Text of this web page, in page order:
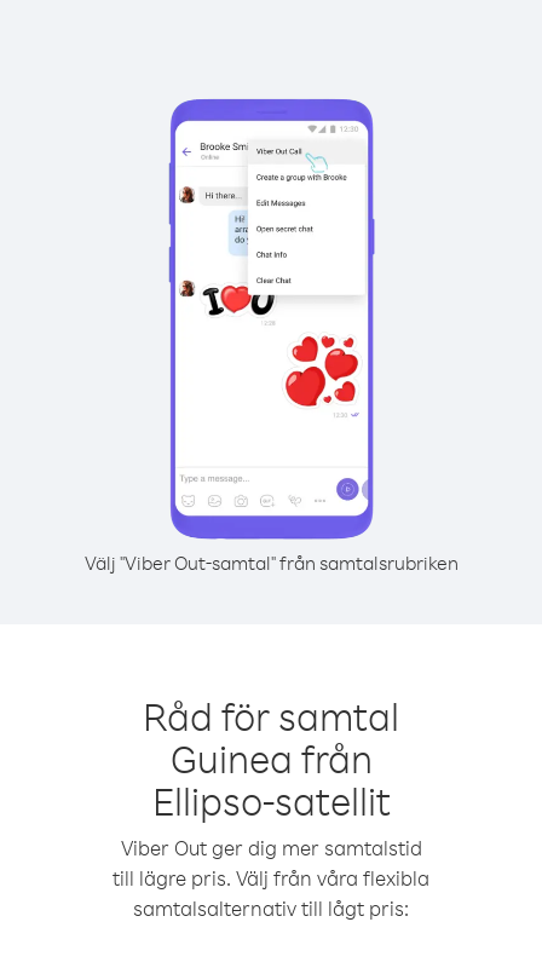
Välj "Viber Out-samtal" från samtalsrubriken
Råd för samtal
Guinea från
Ellipso-satellit
Viber Out ger dig mer samtalstid
till lägre pris. Välj från våra flexibla
samtalsalternativ till lågt pris: